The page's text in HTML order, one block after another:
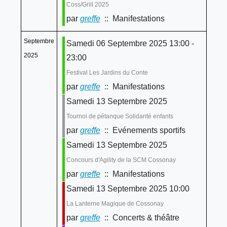
Coss/Grill 2025
par greffe:: Manifestations
Septembre
2025
Samedi 06 Septembre 2025 13:00 -
23:00
Festival Les Jardins du Conte
par greffe:: Manifestations
Samedi 13 Septembre 2025
Tournoi de pétanque Solidarité enfants
par greffe:: Evénements sportifs
Samedi 13 Septembre 2025
Concours d'Agility de la SCM Cossonay
par greffe:: Manifestations
Samedi 13 Septembre 2025 10:00
La Lanterne Magique de Cossonay
par greffe:: Concerts & théâtre